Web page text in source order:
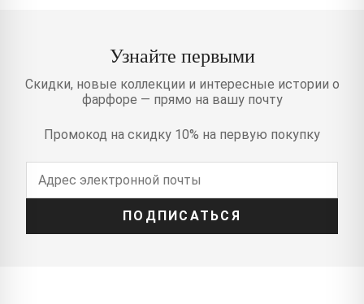
Узнайте первыми
Скидки, новые коллекции и интересные истории о
фарфоре — прямо на вашу почту
Промокод на скидку 10% на первую покупку
ПОДПИСАТЬСЯ